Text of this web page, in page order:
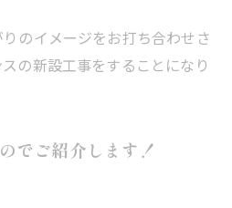
のイメージをお打ち合わせさ
の新設工事をすることになり
でご紹介します！